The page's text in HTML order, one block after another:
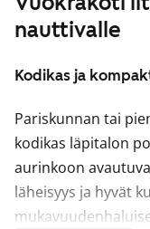
nauttivalle
Kodikas ja
Pariskunnan tai
kodikas läpitalon
aurinkoon
läheisyys ja hyvät